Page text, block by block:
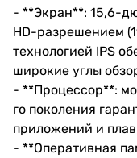
- **Экран**: 15,6-
HD-разрешением
технологией IPS
широкие углы
- **Процессор**:
го поколения
приложений и
- **Оперативная